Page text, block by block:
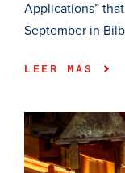
Applications”
September in
LEER MÁS